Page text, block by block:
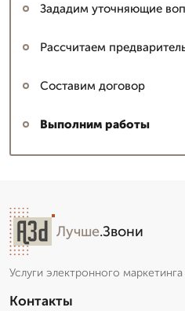
Зададим уточняющие
Рассчитаем
Составим договор
Выполним работы
Лучше.Звони
Услуги электронного
Контакты